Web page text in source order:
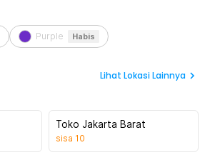
Purple Habis
Lihat Lokasi Lainnya
Toko Jakarta Barat
sisa 10